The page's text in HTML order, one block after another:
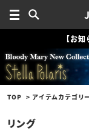
【お
TOP アイテムカテゴリー
リング